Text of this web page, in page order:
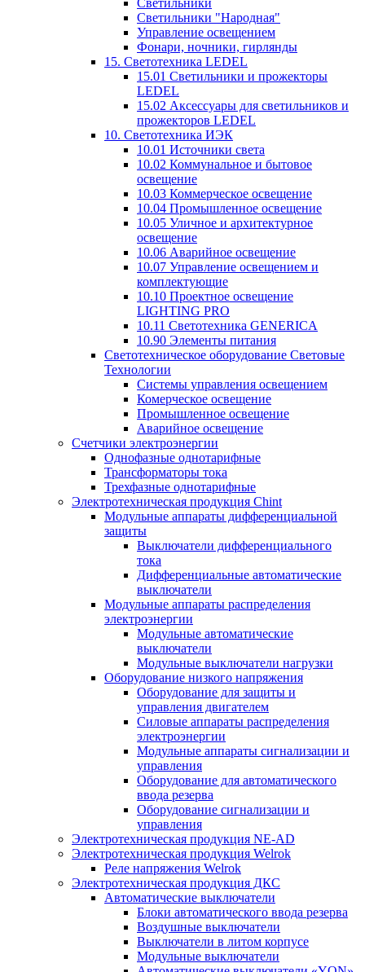
Светильники
Светильники "Народная"
Управление освещением
Фонари, ночники, гирлянды
15. Светотехника LEDEL
15.01 Светильники и прожекторы
LEDEL
15.02 Аксессуары для светильников и
прожекторов LEDEL
10. Светотехника ИЭК
10.01 Источники света
10.02 Коммунальное и бытовое
освещение
10.03 Коммерческое освещение
10.04 Промышленное освещение
10.05 Уличное и архитектурное
освещение
10.06 Аварийное освещение
10.07 Управление освещением и
комплектующие
10.10 Проектное освещение
LIGHTING PRO
10.11 Светотехника GENERICA
10.90 Элементы питания
Светотехническое оборудование Световые
Технологии
Системы управления освещением
Комерческое освещение
Промышленное освещение
Аварийное освещение
Счетчики электроэнергии
Однофазные однотарифные
Трансформаторы тока
Трехфазные однотарифные
Электротехническая продукция Chint
Модульные аппараты дифференциальной
защиты
Выключатели дифференциального
тока
Дифференциальные автоматические
выключатели
Модульные аппараты распределения
электроэнергии
Модульные автоматические
выключатели
Модульные выключатели нагрузки
Оборудование низкого напряжения
Оборудование для защиты и
управления двигателем
Силовые аппараты распределения
электроэнергии
Модульные аппараты сигнализации и
управления
Оборудование для автоматического
ввода резерва
Оборудование сигнализации и
управления
Электротехническая продукция NE-AD
Электротехническая продукция Welrok
Реле напряжения Welrok
Электротехническая продукция ДКС
Автоматические выключатели
Блоки автоматического ввода резерва
Воздушные выключатели
Выключатели в литом корпусе
Модульные выключатели